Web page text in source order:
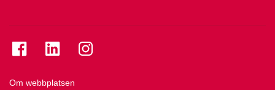
Om webbplatsen
Se folkuniversitetet på Facebook
Se folkuniversitetet på LinkedIn